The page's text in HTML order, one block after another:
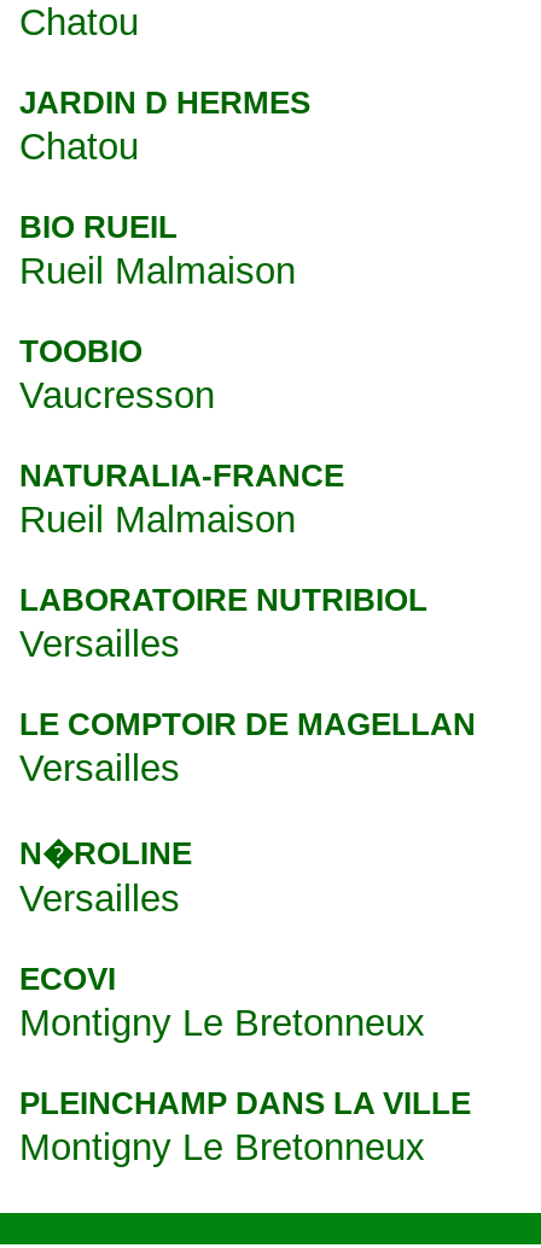
Chatou
JARDIN D HERMES
Chatou
BIO RUEIL
Rueil Malmaison
TOOBIO
Vaucresson
NATURALIA-FRANCE
Rueil Malmaison
LABORATOIRE NUTRIBIOL
Versailles
LE COMPTOIR DE MAGELLAN
Versailles
N�ROLINE
Versailles
ECOVI
Montigny Le Bretonneux
PLEINCHAMP DANS LA VILLE
Montigny Le Bretonneux